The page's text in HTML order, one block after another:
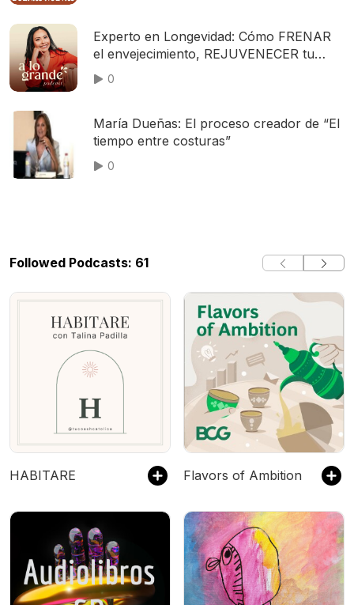
Experto en Longevidad: Cómo FRENAR
el envejecimiento, REJUVENECER tu
cuerpo y eliminar la FLACIDEZ
0
María Dueñas: El proceso creador de “El
tiempo entre costuras”
0
Followed Podcasts: 61
HABITARE Flavors of Ambition